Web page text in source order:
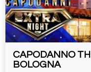
CAPODANNO
BOLOGNA